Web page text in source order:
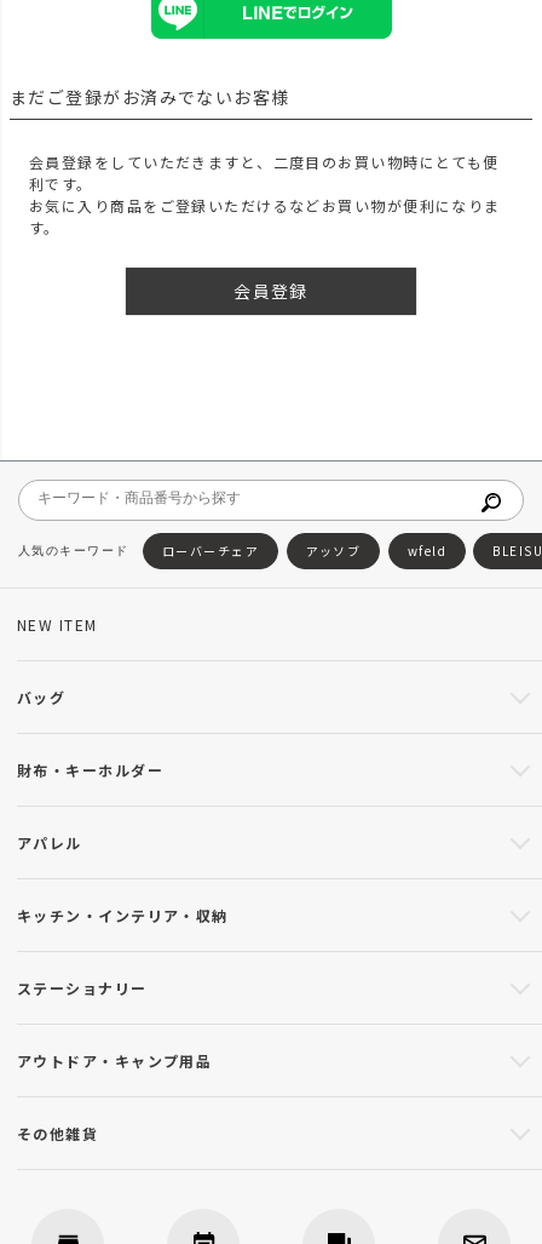
まだご登録がお済みでないお客様
会員登録をしていただきますと、二度目のお買い物時にとても便
利です。
お気に入り商品をご登録いただけるなどお買い物が便利になりま
す。
会員登録
ローバーチェア アッソブ wfeld
NEW ITEM
バッグ
財布・キーホルダー
アパレル
キッチン・インテリア・収納
ステーショナリー
アウトドア・キャンプ用品
その他雑貨